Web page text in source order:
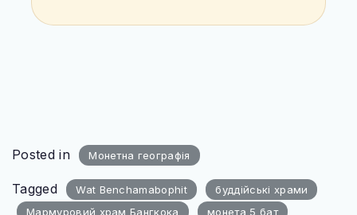
Posted in Монетна географія
Tagged Wat Benchamabophit
буддійські храми
Мармуровий храм Бангкока
монета 5 бат